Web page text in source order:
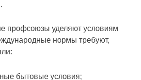
профсоюзы уделяют условиям
нормы требуют,
бытовые условия;